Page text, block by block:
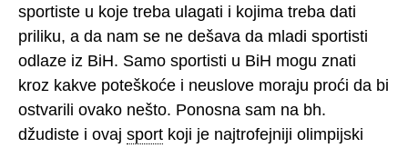
sportiste u koje treba ulagati i kojima treba dati
priliku, a da nam se ne dešava da mladi sportisti
odlaze iz BiH. Samo sportisti u BiH mogu znati
kroz kakve poteškoće i neuslove moraju proći da bi
ostvarili ovako nešto. Ponosna sam na bh.
džudiste i ovaj sport koji je najtrofejniji olimpijski